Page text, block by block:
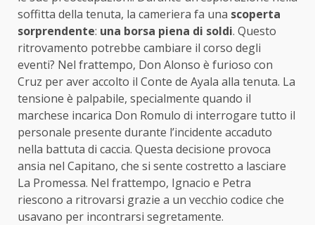
soffitta della tenuta, la cameriera fa una scoperta
sorprendente: una borsa piena di soldi. Questo
ritrovamento potrebbe cambiare il corso degli
eventi? Nel frattempo, Don Alonso è furioso con
Cruz per aver accolto il Conte de Ayala alla tenuta. La
tensione è palpabile, specialmente quando il
marchese incarica Don Romulo di interrogare tutto il
personale presente durante l’incidente accaduto
nella battuta di caccia. Questa decisione provoca
ansia nel Capitano, che si sente costretto a lasciare
La Promessa. Nel frattempo, Ignacio e Petra
riescono a ritrovarsi grazie a un vecchio codice che
usavano per incontrarsi segretamente.